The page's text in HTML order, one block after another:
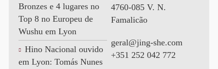
Bronzes e 4 lugares no
Top 8 no Europeu de
Wushu em Lyon
Hino Nacional ouvido
em Lyon: Tomás Nunes
4760-085 V. N.
Famalicão
geral@jing-she.com
+351 252 042 772